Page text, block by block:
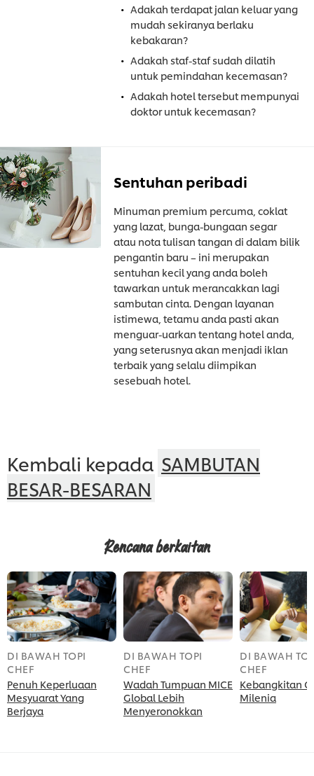
Adakah terdapat jalan keluar yang
mudah sekiranya berlaku
kebakaran?
Adakah staf-staf sudah dilatih
untuk pemindahan kecemasan?
Adakah hotel tersebut mempunyai
doktor untuk kecemasan?
Sentuhan peribadi
Minuman premium percuma, coklat
yang lazat, bunga-bungaan segar
atau nota tulisan tangan di dalam bilik
pengantin baru – ini merupakan
sentuhan kecil yang anda boleh
tawarkan untuk merancakkan lagi
sambutan cinta. Dengan layanan
istimewa, tetamu anda pasti akan
menguar-uarkan tentang hotel anda,
yang seterusnya akan menjadi iklan
terbaik yang selalu diimpikan
sesebuah hotel.
Kembali kepada SAMBUTAN
BESAR-BESARAN
Rencana berkaitan
DI BAWAH TOPI
CHEF
Penuh Keperluaan
Mesyuarat Yang
Berjaya
DI BAWAH TOPI
CHEF
Wadah Tumpuan MICE
Global Lebih
Menyeronokkan
DI BAWAH
CHEF
Kebangkitan
Milenia